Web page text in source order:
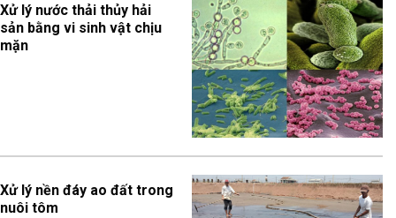
Xử lý nước thải thủy hải
sản bằng vi sinh vật chịu
mặn
Xử lý nền đáy ao đất trong
nuôi tôm